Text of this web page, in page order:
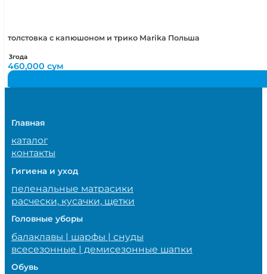
толстовка с капюшоном и трико Marika Польша
3года
460,000сум
Главная
каталог
контакты
Гигиена и уход
пеленальные матрасики
расчески, кусачки, щетки
Головные уборы
балаклавы | шарфы | снуды
всесезонные | демисезонные шапки
Обувь